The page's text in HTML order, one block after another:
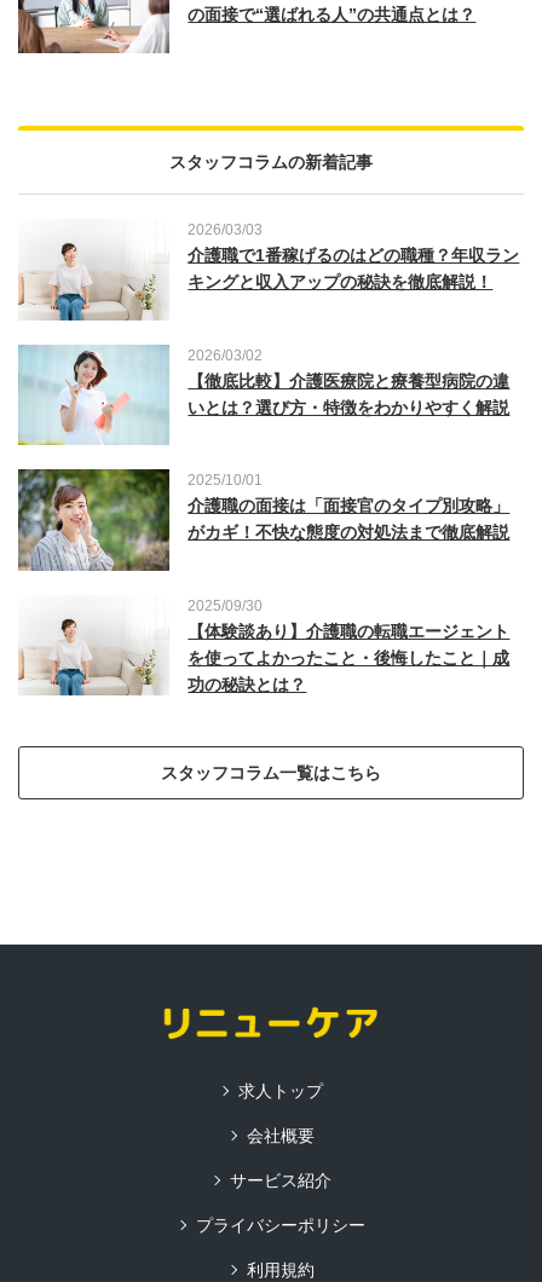
の面接で“選ばれる人”の共通点とは？
スタッフコラムの新着記事
2026/03/03
介護職で1番稼げるのはどの職種？年収ラン
キングと収入アップの秘訣を徹底解説！
2026/03/02
【徹底比較】介護医療院と療養型病院の違
いとは？選び方・特徴をわかりやすく解説
2025/10/01
介護職の面接は「面接官のタイプ別攻略」
がカギ！不快な態度の対処法まで徹底解説
2025/09/30
【体験談あり】介護職の転職エージェント
を使ってよかったこと・後悔したこと｜成
功の秘訣とは？
スタッフコラム一覧はこちら
求人トップ
会社概要
サービス紹介
プライバシーポリシー
利用規約